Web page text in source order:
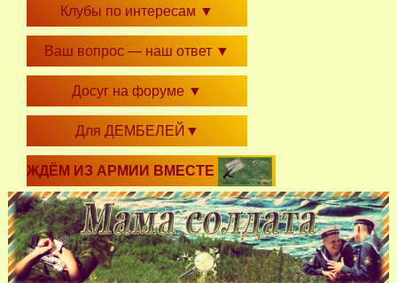
Клубы по интересам ▼
Ваш вопрос — наш ответ ▼
Досуг на форуме ▼
Для ДЕМБЕЛЕЙ ▼
ЖДЁМ ИЗ АРМИИ ВМЕСТЕ